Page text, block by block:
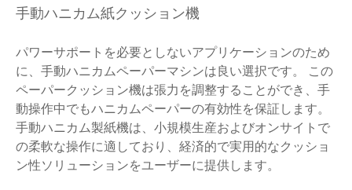
手動ハニカム紙クッション機
パワーサポートを必要としないアプリケーションのため
に、手動ハニカムペーパーマシンは良い選択です。 この
ペーパークッション機は張力を調整することができ、手
動操作中でもハニカムペーパーの有効性を保証します。
手動ハニカム製紙機は、小規模生産およびオンサイトで
の柔軟な操作に適しており、経済的で実用的なクッショ
ン性ソリューションをユーザーに提供します。